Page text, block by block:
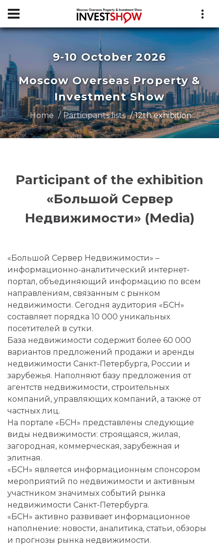
9-10 October 2026
Moscow Overseas Property &
Investment Show
Home Participants lists 12th exhibition
Participant of the exhibition
«Большой Сервер
Недвижимости» (Media)
«Большой Сервер Недвижимости» –
информационно-аналитический интернет-
портал, объединяющий информацию по всем
направлениям, связанным с рынком
недвижимости. Сегодня аудитория «БСН»
составляет порядка 10 000 уникальных
посетителей в сутки.
База недвижимости содержит более 60 000
вариантов предложений продажи и аренды
недвижимости Санкт-Петербурга, России и
зарубежья. Наполняют базу предложения от
агентств недвижимости, строительных
компаний, управляющих компаний, а также от
частных лиц.
На портале «БСН» представлены следующие
виды недвижимости: строящаяся, жилая,
загородная, коммерческая, зарубежная и
элитная.
«БСН» является информационным спонсором
мероприятий по недвижимости и активным
участником значимых событий рынка
недвижимости Санкт-Петербурга.
«БСН» активно развивает информационное
наполнение: новости, аналитика, статьи, обзоры
и прогнозы рынка недвижимости.